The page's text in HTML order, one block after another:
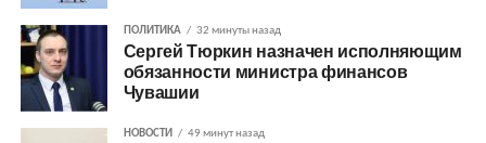
ПОЛИТИКА 32 минуты назад
Сергей Тюркин назначен исполняющим
обязанности министра финансов
Чувашии
НОВОСТИ 49 минут назад